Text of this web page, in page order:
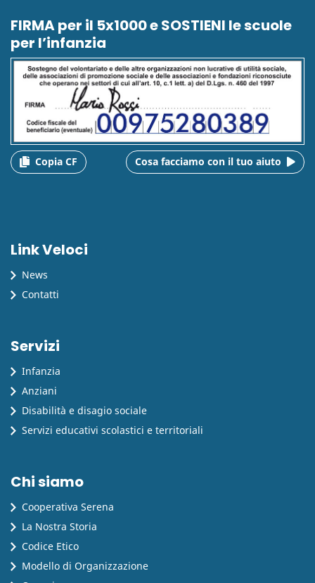
Link Veloci
News
Contatti
FIRMA per il 5x1000 e SOSTIENI le scuole
per l’infanzia
Copia CF Cosa facciamo con il tuo aiuto
Servizi
Infanzia
Anziani
Disabilità e disagio sociale
Servizi educativi scolastici e territoriali
Chi siamo
Cooperativa Serena
La Nostra Storia
Codice Etico
Modello di Organizzazione